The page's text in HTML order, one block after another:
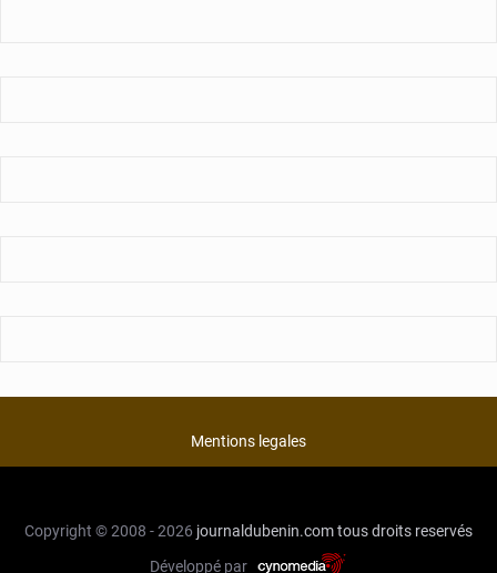
Mentions legales
Copyright © 2008 - 2026 journaldubenin.comtous droits reservés
Développé par